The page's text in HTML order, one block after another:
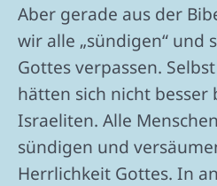
Aber gerade aus der
wir alle „sündigen“ und
Gottes verpassen.
hätten sich nicht besser
Israeliten. Alle
sündigen und
Herrlichkeit Gottes. In